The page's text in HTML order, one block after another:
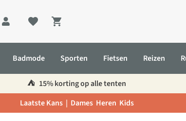
Shopping cart
Badmode Sporten Fietsen Reizen
⛺️ 15% korting op alle tenten
Laatste Kans | Dames Heren Kids